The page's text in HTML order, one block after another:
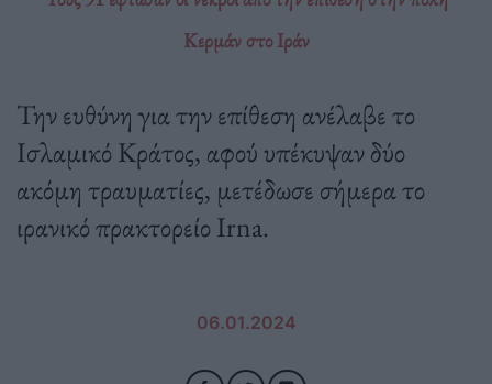
Κερμάν στο Ιράν
Την ευθύνη για την επίθεση ανέλαβε το
Ισλαμικό Κράτος, αφού υπέκυψαν δύο
ακόμη τραυματίες, μετέδωσε σήμερα το
ιρανικό πρακτορείο Irna.
06.01.2024